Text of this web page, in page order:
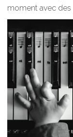
moment avec